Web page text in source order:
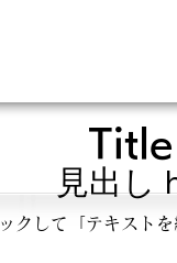
Title
見出し
クして「テキスト